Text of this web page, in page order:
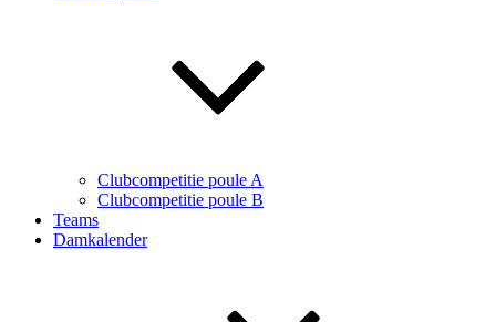
Clubcompetitie poule A
Clubcompetitie poule B
Teams
Damkalender